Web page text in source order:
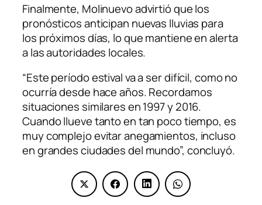
Finalmente, Molinuevo advirtió que los
pronósticos anticipan nuevas lluvias para
los próximos días, lo que mantiene en alerta
a las autoridades locales.
“Este período estival va a ser difícil, como no
ocurría desde hace años. Recordamos
situaciones similares en 1997 y 2016.
Cuando llueve tanto en tan poco tiempo, es
muy complejo evitar anegamientos, incluso
en grandes ciudades del mundo”, concluyó.